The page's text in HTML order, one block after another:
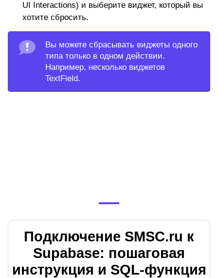
UI Interactions) и выберите виджет, который вы
хотите сбросить.
Вы можете сбрасывать виджеты одного
типа только в одном действии.
Например, несколько виджетов
TextField.
Подключение SMSC.ru к
Supabase: пошаговая
инструкция и SQL‑функция